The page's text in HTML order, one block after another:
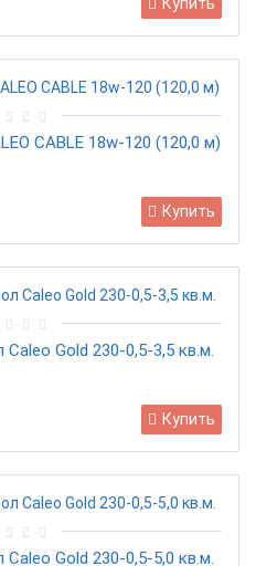
CABLE 18w-120 (120,0 м)
Купить
Gold 230-0,5-3,5 кв.м.
Купить
Gold 230-0,5-5,0 кв.м.